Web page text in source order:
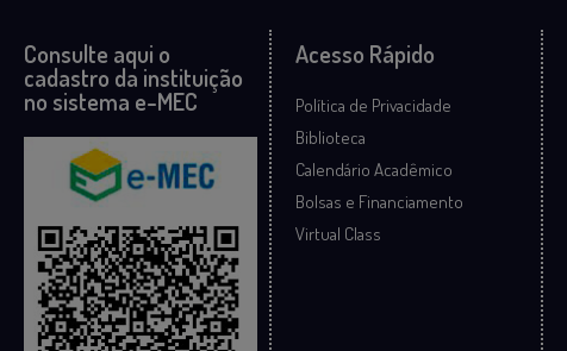
Consulte aqui o
cadastro da instituição
no sistema e-MEC
Acesso Rápido
Política de Privacidade
Biblioteca
Calendário Acadêmico
Bolsas e Financiamento
Virtual Class